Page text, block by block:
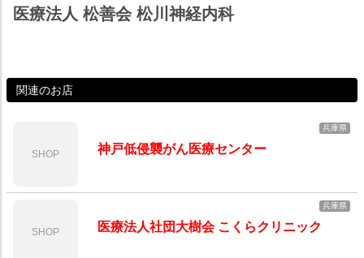
医療法人 松善会 松川神経内科
関連のお店
SHOP
兵庫県
神戸低侵襲がん医療センター
SHOP
兵庫県
医療法人社団大樹会 こくらクリニック